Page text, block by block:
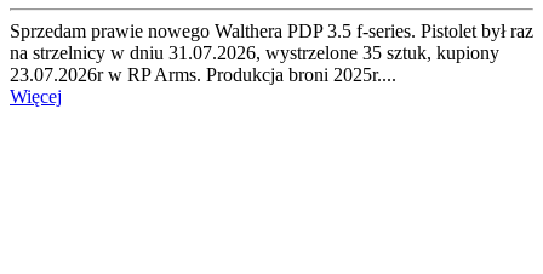
Sprzedam prawie nowego Walthera PDP 3.5 f-series. Pistolet był raz
na strzelnicy w dniu 31.07.2026, wystrzelone 35 sztuk, kupiony
23.07.2026r w RP Arms. Produkcja broni 2025r....
Więcej